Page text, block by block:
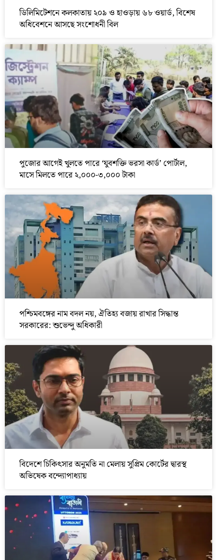
ডিলিমিটেশনে কলকাতায় ২০৯ ও হাওড়ায় ৬৮ ওয়ার্ড, বিশেষ
অধিবেশনে আসছে সংশোধনী বিল
পুজোর আগেই খুলতে পারে ‘যুবশক্তি ভরসা কার্ড’ পোর্টাল,
মাসে মিলতে পারে ২,০০০-৩,০০০ টাকা
পশ্চিমবঙ্গের নাম বদল নয়, ঐতিহ্য বজায় রাখার সিদ্ধান্ত
সরকারের: শুভেন্দু অধিকারী
বিদেশে চিকিৎসার অনুমতি না মেলায় সুপ্রিম কোর্টের দ্বারস্থ
অভিষেক বন্দ্যোপাধ্যায়